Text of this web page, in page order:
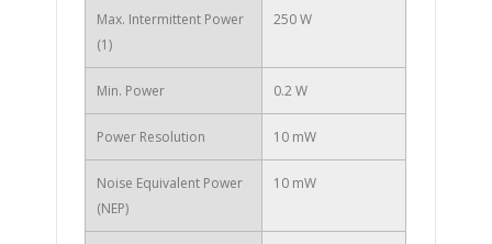
Max. Intermittent Power
(1)
250 W
Min. Power 0.2 W
Power Resolution 10 mW
Noise Equivalent Power
(NEP)
10 mW